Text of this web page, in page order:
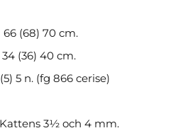
66 (68) 70 cm.
(36) 40 cm.
5 n. (fg 866 cerise)
3½ och 4 mm.